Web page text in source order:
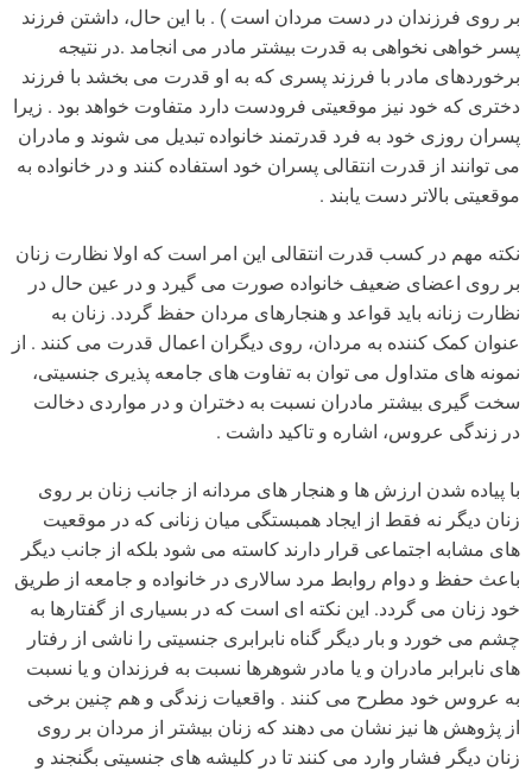
بر روی فرزندان در دست مردان است ) . با این حال، داشتن فرزند
پسر خواهی نخواهی به قدرت بیشتر مادر می انجامد .در نتیجه
برخوردهای مادر با فرزند پسری که به او قدرت می بخشد با فرزند
دختری که خود نیز موقعیتی فرودست دارد متفاوت خواهد بود . زیرا
پسران روزی خود به فرد قدرتمند خانواده تبدیل می شوند و مادران
می توانند از قدرت انتقالی پسران خود استفاده کنند و در خانواده به
موقعیتی بالاتر دست یابند .
نکته مهم در کسب قدرت انتقالی این امر است که اولا نظارت زنان
بر روی اعضای ضعیف خانواده صورت می گیرد و در عین حال در
نظارت زنانه باید قواعد و هنجارهای مردان حفظ گردد. زنان به
عنوان کمک کننده به مردان، روی دیگران اعمال قدرت می کنند . از
نمونه های متداول می توان به تفاوت های جامعه پذیری جنسیتی،
سخت گیری بیشتر مادران نسبت به دختران و در مواردی دخالت
در زندگی عروس، اشاره و تاکید داشت .
با پیاده شدن ارزش ها و هنجار های مردانه از جانب زنان بر روی
زنان دیگر نه فقط از ایجاد همبستگی میان زنانی که در موقعیت
های مشابه اجتماعی قرار دارند کاسته می شود بلکه از جانب دیگر
باعث حفظ و دوام روابط مرد سالاری در خانواده و جامعه از طریق
خود زنان می گردد. این نکته ای است که در بسیاری از گفتارها به
چشم می خورد و بار دیگر گناه نابرابری جنسیتی را ناشی از رفتار
های نابرابر مادران و یا مادر شوهرها نسبت به فرزندان و یا نسبت
به عروس خود مطرح می کنند . واقعیات زندگی و هم چنین برخی
از پژوهش ها نیز نشان می دهند که زنان بیشتر از مردان بر روی
زنان دیگر فشار وارد می کنند تا در کلیشه های جنسیتی بگنجند و